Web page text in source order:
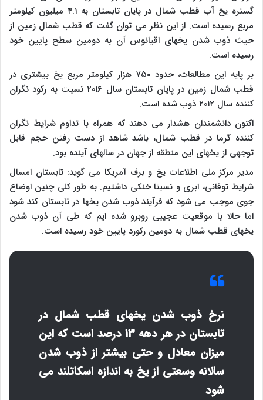
گستره یخ آب قطب شمال در پایان تابستان به ۴.۱ میلیون کیلومتر
مربع رسیده است. از این نظر می توان گفت که قطب شمال زمین از
حیث ذوب شدن یخهای اقیانوس آن به دومین سطح پایین خود
رسیده است.
بر پایه این مطالعات، حدود ۷۵۰ هزار کیلومتر مربع یخ بیشتری در
قطب شمال زمین در پایان تابستان سال ۲۰۱۶ نسبت به رکود نگران
کننده سال ۲۰۱۲ ذوب شده است.
اکنون دانشمندان هشدار می دهند که همراه با تداوم شرایط نگران
کننده گرما در قطب شمال، باشد شاهد از دست رفتن حجم قابل
توجهی از یخهای این منطقه از جهان در سالهای آینده بود.
مدیر مرکز ملی اطلاعات یخ و برف آمریکا می گوید: تابستان امسال
شرایط توفانی، ابری و نسبتا خنکی داشتیم. به طور کلی چنین اوضاع
جوی موجب می شود که فرآیند ذوب شدن یخها در تابستان کند شود
اما حالا با موقعیت عجیبی روبرو شده ایم که طی آن ذوب شدن
یخهای قطب شمال به دومین رکورد پایین خود رسیده است.
نرخ ذوب شدن یخهای قطب شمال در
تابستان در هر دهه ۱۳ درصد است که این
میزان معادل و حتی بیشتر از ذوب شدن
سالانه وسعتی از یخ به اندازه اسکاتلند می
شود